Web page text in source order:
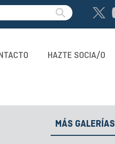
HAZTE SOCIA/O
MÁS GALERÍAS